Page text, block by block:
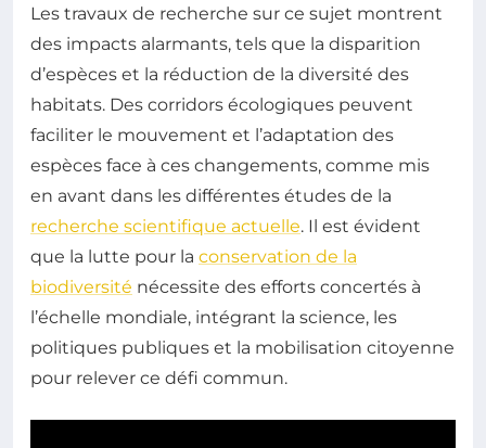
Les travaux de recherche sur ce sujet montrent
des impacts alarmants, tels que la disparition
d’espèces et la réduction de la diversité des
habitats. Des corridors écologiques peuvent
faciliter le mouvement et l’adaptation des
espèces face à ces changements, comme mis
en avant dans les différentes études de la
recherche scientifique actuelle. Il est évident
que la lutte pour la conservation de la
biodiversité nécessite des efforts concertés à
l’échelle mondiale, intégrant la science, les
politiques publiques et la mobilisation citoyenne
pour relever ce défi commun.